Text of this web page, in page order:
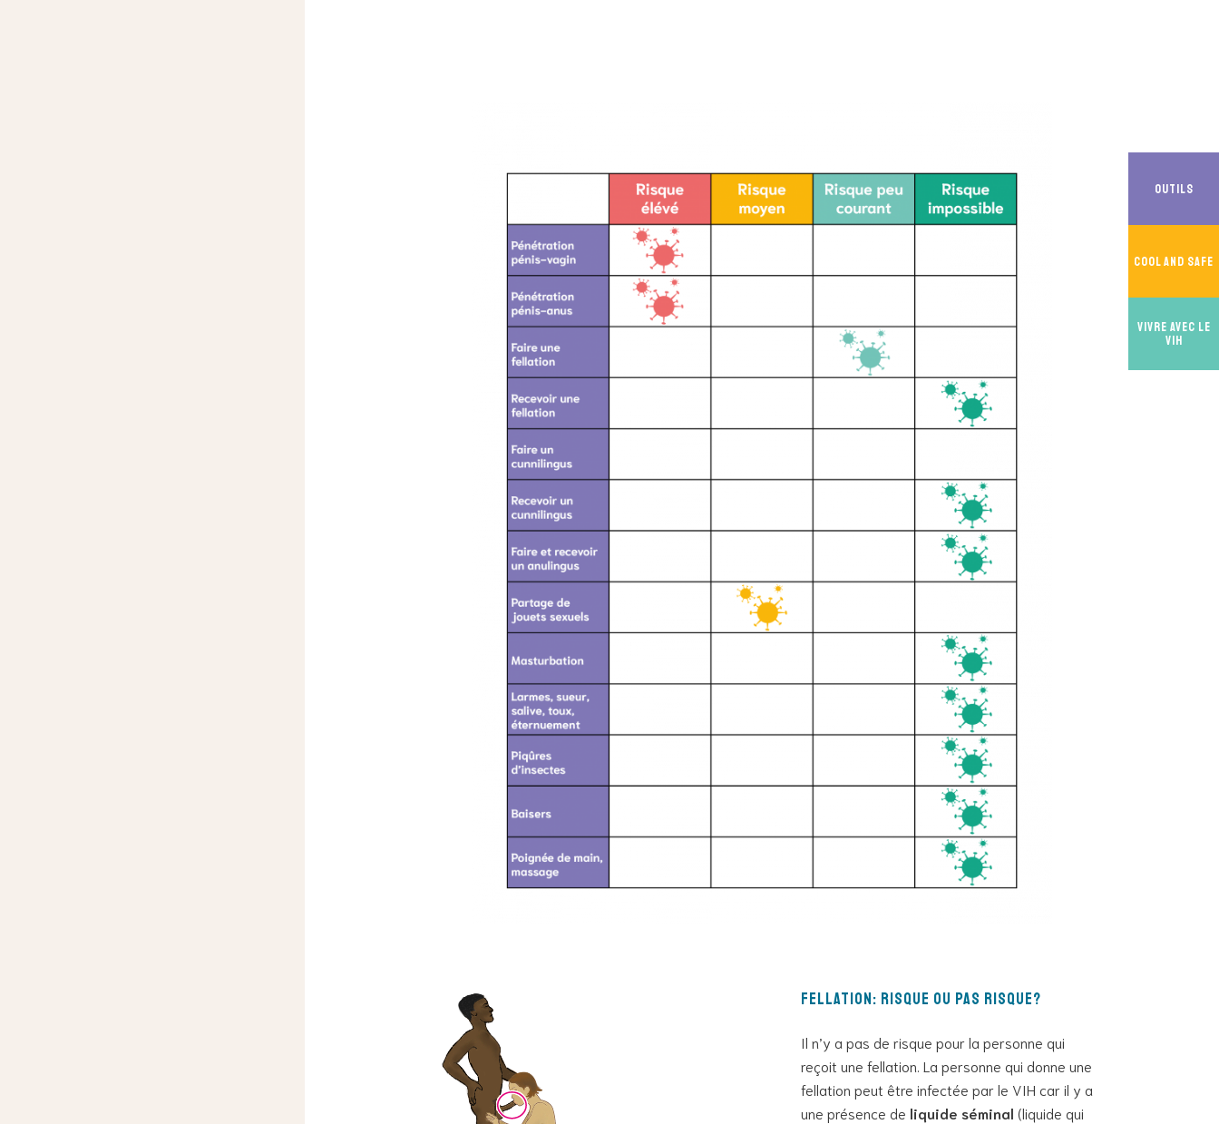
Outils
Cool And Safe
Vivre avec le
VIH
Fellation: risque ou pas risque?
Il n’y a pas de risque pour la personne qui
reçoit une fellation. La personne qui donne une
fellation peut être infectée par le VIH car il y a
une présence de liquide séminal (liquide qui